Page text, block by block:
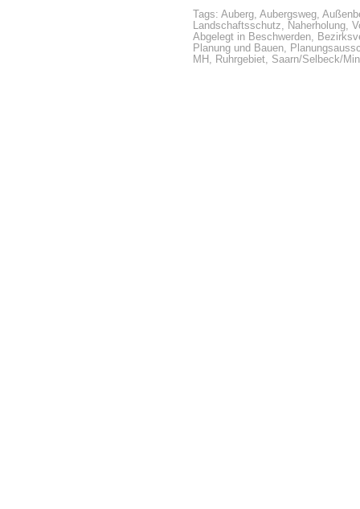
Tags: Auberg, Aubergsweg,
Landschaftsschutz, Naherholung,
Abgelegt in Beschwerden,
Planung und Bauen,
MH , Ruhrgebiet, Saarn/Selbeck/